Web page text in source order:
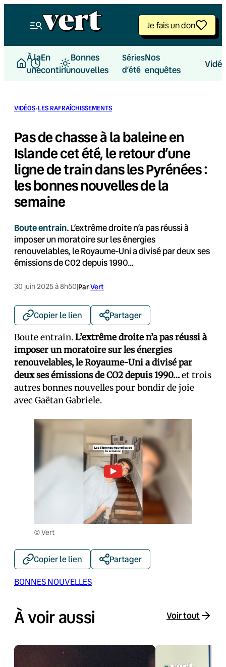
Je fais un don
À la
une
En
continu
Bonnes
nouvelles
Séries
d’été
Nos
enquêtes
VIDÉOS·LES RAFRAÎCHISSEMENTS
Pas de chasse à la baleine en
Islande cet été, le retour d’une
ligne de train dans les Pyrénées :
les bonnes nouvelles de la
semaine
Boute entrain. L’extrême droite n’a pas réussi à
imposer un moratoire sur les énergies
renouvelables, le Royaume-Uni a divisé par deux ses
émissions de CO2 depuis 1990…
30 juin 2025 à 8h50|ParVert
Copier le lien Partager
Boute entrain.L’extrême droite n’a pas réussi à
imposer un moratoire sur les énergies
renouvelables, le Royaume-Uni a divisé par
deux ses émissions de CO2 depuis 1990…et trois
autres bonnes nouvelles pour bondir de joie
avec Gaëtan Gabriele.
© Vert
Copier le lien Partager
BONNES NOUVELLES
À voir aussi Voir tout